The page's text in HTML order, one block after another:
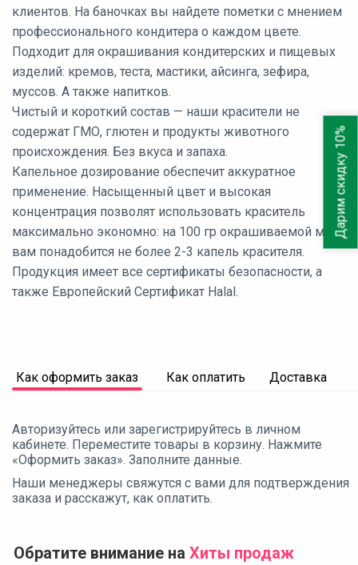
клиентов. На баночках вы найдете пометки с мнением
профессионального кондитера о каждом цвете.
Подходит для окрашивания кондитерских и пищевых
изделий: кремов, теста, мастики, айсинга, зефира,
муссов. А также напитков.
Чистый и короткий состав — наши красители не
содержат ГМО, глютен и продукты животного
происхождения. Без вкуса и запаха.
Капельное дозирование обеспечит аккуратное
применение. Насыщенный цвет и высокая
концентрация позволят использовать краситель
максимально экономно: на 100 гр окрашиваемой массы
вам понадобится не более 2-3 капель красителя.
Продукция имеет все сертификаты безопасности, а
также Европейский Сертификат Halal.
Как оформить заказ Как оплатить Доставка
Авторизуйтесь или зарегистрируйтесь в личном
кабинете. Переместите товары в корзину. Нажмите
«Оформить заказ». Заполните данные.
Наши менеджеры свяжутся с вами для подтверждения
заказа и расскажут, как оплатить.
Обратите внимание на Хиты продаж
Дарим скидку 10%